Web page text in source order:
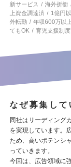
新サービス
海外折衝
上資金調達済
1億円
外転勤
年収600万以
てもOK
育児支援制度
なぜ募集して
同社はリーディング
を実現しています。
ため、高いポテンシ
っていきます。
今回は、広告領域に